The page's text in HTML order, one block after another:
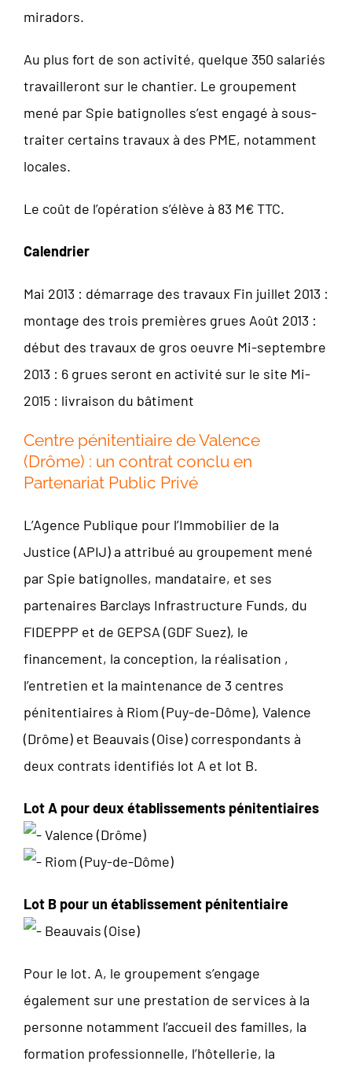
miradors.
Au plus fort de son activité, quelque 350 salariés
travailleront sur le chantier. Le groupement
mené par Spie batignolles s’est engagé à sous-
traiter certains travaux à des PME, notamment
locales.
Le coût de l’opération s’élève à 83 M€ TTC.
Calendrier
Mai 2013 : démarrage des travaux Fin juillet 2013 :
montage des trois premières grues Août 2013 :
début des travaux de gros oeuvre Mi-septembre
2013 : 6 grues seront en activité sur le site Mi-
2015 : livraison du bâtiment
Centre pénitentiaire de Valence
(Drôme) : un contrat conclu en
Partenariat Public Privé
L’Agence Publique pour l’Immobilier de la
Justice (APIJ) a attribué au groupement mené
par Spie batignolles, mandataire, et ses
partenaires Barclays Infrastructure Funds, du
FIDEPPP et de GEPSA (GDF Suez), le
financement, la conception, la réalisation ,
l’entretien et la maintenance de 3 centres
pénitentiaires à Riom (Puy-de-Dôme), Valence
(Drôme) et Beauvais (Oise) correspondants à
deux contrats identifiés lot A et lot B.
Lot A pour deux établissements pénitentiaires
Valence (Drôme)
Riom (Puy-de-Dôme)
Lot B pour un établissement pénitentiaire
Beauvais (Oise)
Pour le lot. A, le groupement s’engage
également sur une prestation de services à la
personne notamment l’accueil des familles, la
formation professionnelle, l’hôtellerie, la